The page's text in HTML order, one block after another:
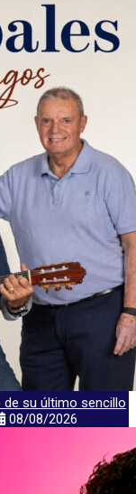
de su último sencillo
08/08/2026